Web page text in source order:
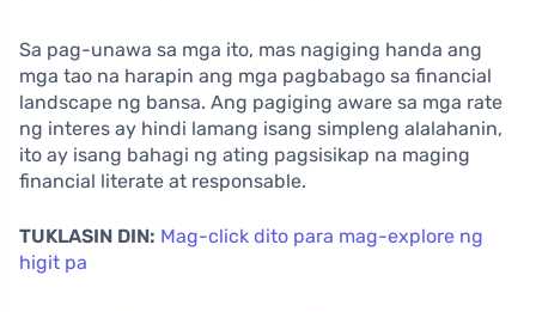
Sa pag-unawa sa mga ito, mas nagiging handa ang
mga tao na harapin ang mga pagbabago sa financial
landscape ng bansa. Ang pagiging aware sa mga rate
ng interes ay hindi lamang isang simpleng alalahanin,
ito ay isang bahagi ng ating pagsisikap na maging
financial literate at responsable.
TUKLASIN DIN: Mag-click dito para mag-explore ng
higit pa